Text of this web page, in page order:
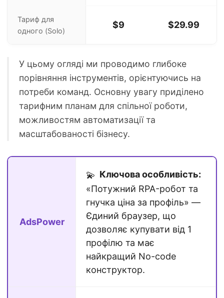
Тариф для
одного (Solo)
$9 $29.99
У цьому огляді ми проводимо глибоке
порівняння інструментів, орієнтуючись на
потреби команд. Основну увагу приділено
тарифним планам для спільної роботи,
можливостям автоматизації та
масштабованості бізнесу.
AdsPower
💫 Ключова особливість:
«Потужний RPA-робот та
гнучка ціна за профіль» —
Єдиний браузер, що
дозволяє купувати від 1
профілю та має
найкращий No-code
конструктор.